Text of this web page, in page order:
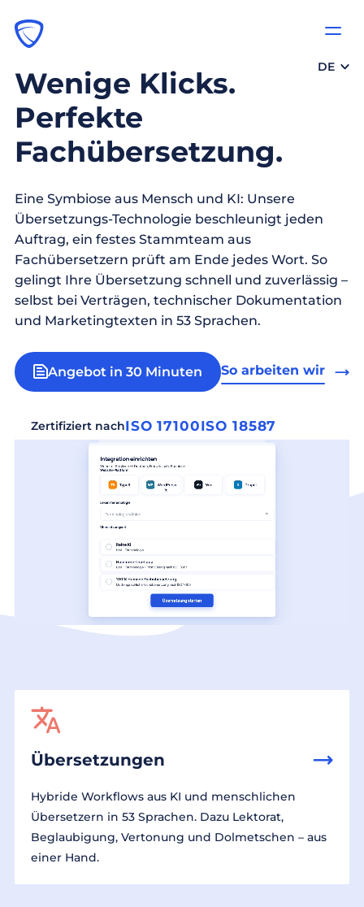
DE
Wenige Klicks.
Perfekte
Fachübersetzung.
Eine Symbiose aus Mensch und KI: Unsere
Übersetzungs-Technologie beschleunigt jeden
Auftrag, ein festes Stammteam aus
Fachübersetzern prüft am Ende jedes Wort. So
gelingt Ihre Übersetzung schnell und zuverlässig –
selbst bei Verträgen, technischer Dokumentation
und Marketingtexten in 53 Sprachen.
Angebot in 30 Minuten So arbeiten wir
Zertifiziert nachISO 17100ISO 18587
Übersetzungen
Hybride Workflows aus KI und menschlichen
Übersetzern in 53 Sprachen. Dazu Lektorat,
Beglaubigung, Vertonung und Dolmetschen – aus
einer Hand.